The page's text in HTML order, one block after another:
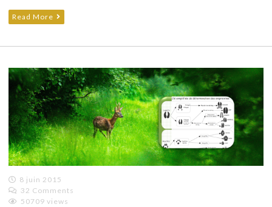
Read More
8 juin 2015
Emilie
32 Comments
50709 views